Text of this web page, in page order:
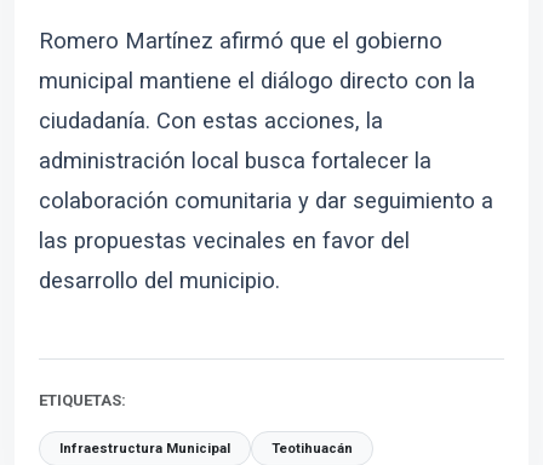
Romero Martínez afirmó que el gobierno
municipal mantiene el diálogo directo con la
ciudadanía. Con estas acciones, la
administración local busca fortalecer la
colaboración comunitaria y dar seguimiento a
las propuestas vecinales en favor del
desarrollo del municipio.
ETIQUETAS:
Infraestructura Municipal Teotihuacán